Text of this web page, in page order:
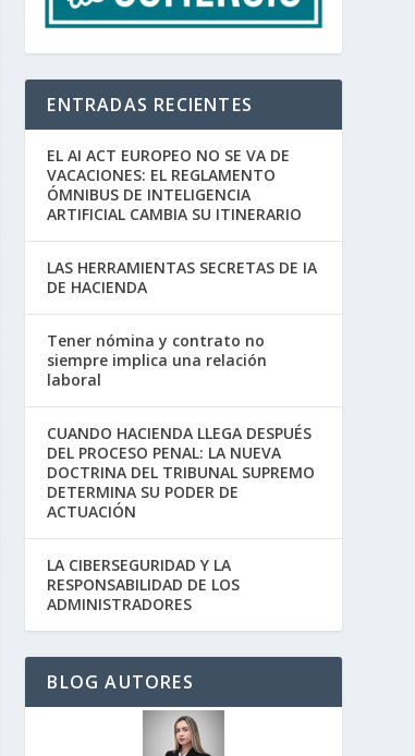
ENTRADAS RECIENTES
EL AI ACT EUROPEO NO SE VA DE
VACACIONES: EL REGLAMENTO
ÓMNIBUS DE INTELIGENCIA
ARTIFICIAL CAMBIA SU ITINERARIO
LAS HERRAMIENTAS SECRETAS DE IA
DE HACIENDA
Tener nómina y contrato no
siempre implica una relación
laboral
CUANDO HACIENDA LLEGA DESPUÉS
DEL PROCESO PENAL: LA NUEVA
DOCTRINA DEL TRIBUNAL SUPREMO
DETERMINA SU PODER DE
ACTUACIÓN
LA CIBERSEGURIDAD Y LA
RESPONSABILIDAD DE LOS
ADMINISTRADORES
BLOG AUTORES